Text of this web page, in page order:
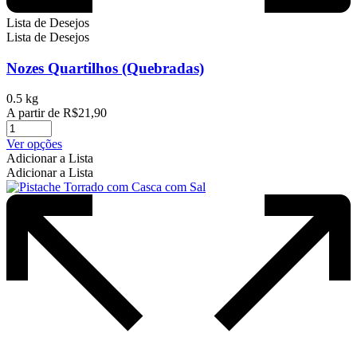
Lista de Desejos
Lista de Desejos
Nozes Quartilhos (Quebradas)
0.5 kg
A partir de R$21,90
Ver opçõesEste
produto
tem
várias
As
podem
escolhidas
página
Adicionar a Lista
Adicionar a Lista